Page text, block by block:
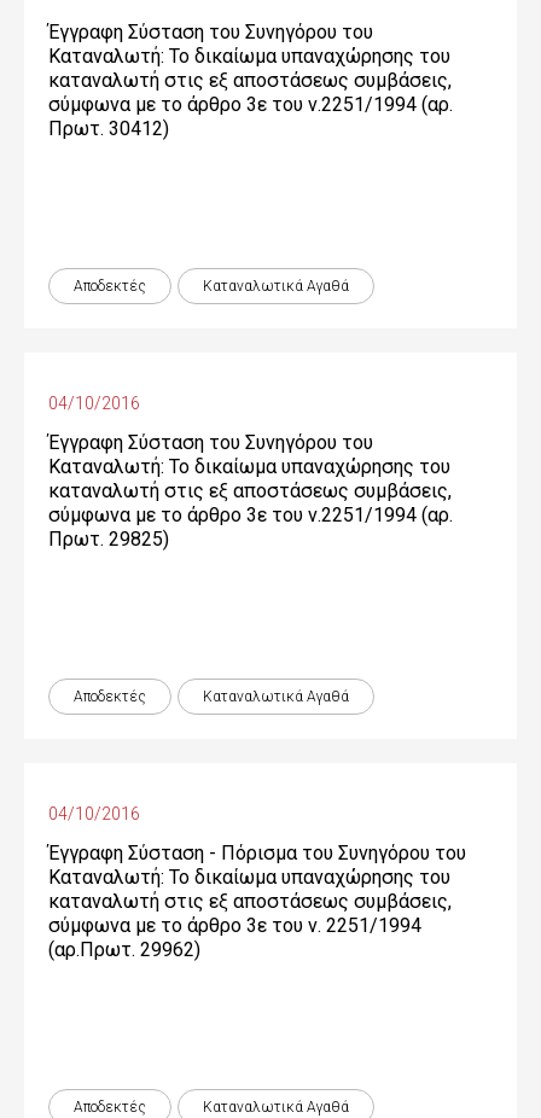
Έγγραφη Σύσταση του Συνηγόρου του
Καταναλωτή: Το δικαίωμα υπαναχώρησης του
καταναλωτή στις εξ αποστάσεως συμβάσεις,
σύμφωνα με το άρθρο 3ε του ν.2251/1994 (αρ.
Πρωτ. 30412)
Αποδεκτές Καταναλωτικά Αγαθά
04/10/2016
Έγγραφη Σύσταση του Συνηγόρου του
Καταναλωτή: Το δικαίωμα υπαναχώρησης του
καταναλωτή στις εξ αποστάσεως συμβάσεις,
σύμφωνα με το άρθρο 3ε του ν.2251/1994 (αρ.
Πρωτ. 29825)
Αποδεκτές Καταναλωτικά Αγαθά
04/10/2016
Έγγραφη Σύσταση - Πόρισμα του Συνηγόρου του
Καταναλωτή: Το δικαίωμα υπαναχώρησης του
καταναλωτή στις εξ αποστάσεως συμβάσεις,
σύμφωνα με το άρθρο 3ε του ν. 2251/1994
(αρ.Πρωτ. 29962)
Αποδεκτές Καταναλωτικά Αγαθά